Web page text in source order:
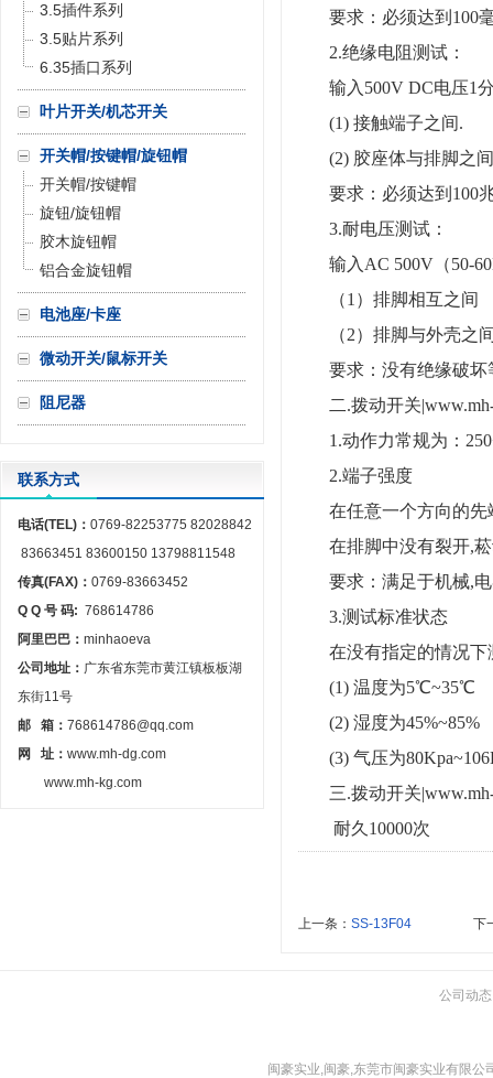
3.5插件系列
3.5贴片系列
6.35插口系列
叶片开关/机芯开关
开关帽/按键帽/旋钮帽
开关帽/按键帽
旋钮/旋钮帽
胶木旋钮帽
铝合金旋钮帽
电池座/卡座
微动开关/鼠标开关
阻尼器
联系方式
电话(TEL)： 0769-82253775 82028842
83663451 83600150 13798811548
传真(FAX)： 0769-83663452
Q Q 号 码: 768614786
阿里巴巴： minhaoeva
公司地址： 广东省东莞市黄江镇板板湖
东街11号
邮 箱： 768614786@qq.com
网 址： www.mh-dg.com
www.mh-kg.com
要求：必须达到 100
2.绝缘电阻测试：
输入500V DC电压1
(1) 接触端子之间.
(2) 胶座体与排脚之
要求：必须达到100
3.耐电压测试：
输入AC 500V（50-
（1）排脚相互之间
（2）排脚与外壳之
要求：没有绝缘破坏
二.拨动开关
1.动作力常规为：
2.端子强度
在任意一个方向的先
在排脚中没有裂开,
要求：满足于机械,
3.测试标准状态
在没有指定的情况
(1) 温度为5℃~35℃
(2) 湿度为45%~85%
(3) 气压为
三.拨动开关
耐久 10000次
上一条： SS-13F04 下
公司动态
闽豪实业,闽豪,东莞市闽豪实业有限